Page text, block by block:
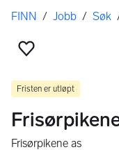
Her er du
FINN / Jobb / Søk
Fristen er utløpt
Frisørpikene as